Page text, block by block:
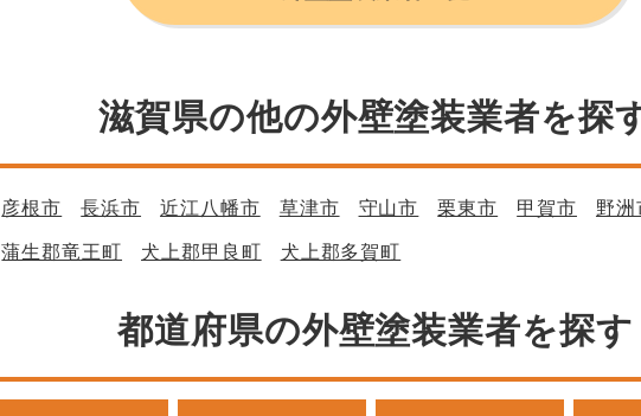
滋賀県の他の外壁塗装業者を探
彦根市 長浜市 近江八幡市 草津市 守山市 栗東市 甲賀市 野洲
蒲生郡竜王町 犬上郡甲良町 犬上郡多賀町
都道府県の外壁塗装業者を探す